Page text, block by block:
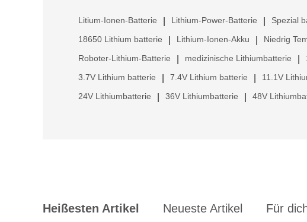
Litium-Ionen-Batterie Lithium-Power-Batterie Spezial
18650 Lithium batterie Lithium-Ionen-Akku Niedrig
Roboter-Lithium-Batterie medizinische Lithiumbatterie
3.7V Lithium batterie 7.4V Lithium batterie 11.1V
24V Lithiumbatterie 36V Lithiumbatterie 48V
Heißesten Artikel Neueste Artikel Für